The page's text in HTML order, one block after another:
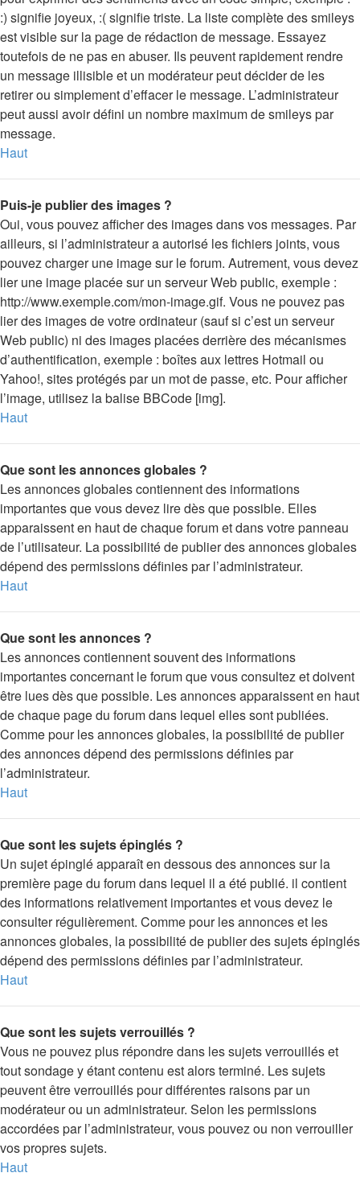
:) signifie joyeux, :( signifie triste. La liste complète des smileys
est visible sur la page de rédaction de message. Essayez
toutefois de ne pas en abuser. Ils peuvent rapidement rendre
un message illisible et un modérateur peut décider de les
retirer ou simplement d’effacer le message. L’administrateur
peut aussi avoir défini un nombre maximum de smileys par
message.
Haut
Puis-je publier des images ?
Oui, vous pouvez afficher des images dans vos messages. Par
ailleurs, si l’administrateur a autorisé les fichiers joints, vous
pouvez charger une image sur le forum. Autrement, vous devez
lier une image placée sur un serveur Web public, exemple :
http://www.exemple.com/mon-image.gif. Vous ne pouvez pas
lier des images de votre ordinateur (sauf si c’est un serveur
Web public) ni des images placées derrière des mécanismes
d’authentification, exemple : boîtes aux lettres Hotmail ou
Yahoo!, sites protégés par un mot de passe, etc. Pour afficher
l’image, utilisez la balise BBCode [img].
Haut
Que sont les annonces globales ?
Les annonces globales contiennent des informations
importantes que vous devez lire dès que possible. Elles
apparaissent en haut de chaque forum et dans votre panneau
de l’utilisateur. La possibilité de publier des annonces globales
dépend des permissions définies par l’administrateur.
Haut
Que sont les annonces ?
Les annonces contiennent souvent des informations
importantes concernant le forum que vous consultez et doivent
être lues dès que possible. Les annonces apparaissent en haut
de chaque page du forum dans lequel elles sont publiées.
Comme pour les annonces globales, la possibilité de publier
des annonces dépend des permissions définies par
l’administrateur.
Haut
Que sont les sujets épinglés ?
Un sujet épinglé apparaît en dessous des annonces sur la
première page du forum dans lequel il a été publié. il contient
des informations relativement importantes et vous devez le
consulter régulièrement. Comme pour les annonces et les
annonces globales, la possibilité de publier des sujets épinglés
dépend des permissions définies par l’administrateur.
Haut
Que sont les sujets verrouillés ?
Vous ne pouvez plus répondre dans les sujets verrouillés et
tout sondage y étant contenu est alors terminé. Les sujets
peuvent être verrouillés pour différentes raisons par un
modérateur ou un administrateur. Selon les permissions
accordées par l’administrateur, vous pouvez ou non verrouiller
vos propres sujets.
Haut